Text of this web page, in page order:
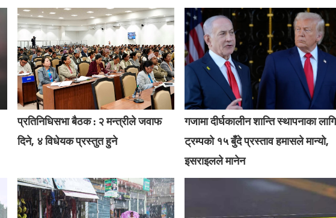
प्रतिनिधिसभा बैठक : २ मन्त्रीले जवाफ
दिने, ४ विधेयक प्रस्तुत हुने
गजामा दीर्घकालीन शान्ति स्थापनाका लागि
ट्रम्पको १५ बुँदे प्रस्ताव हमासले मान्यो,
इसराइलले मानेन